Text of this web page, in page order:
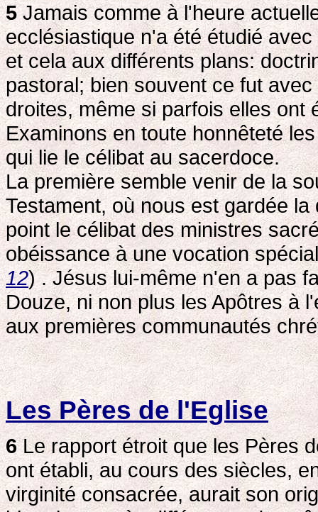
5Jamais comme à l'heure
ecclésiastique n'a été étudié
et cela aux différents plans:
pastoral; bien souvent ce fut
droites, même si parfois elles ont
Examinons en toute honnêteté
qui lie le célibat au sacerdoce.
La première semble venir de la
Testament, où nous est gardée
point le célibat des ministres
obéissance à une vocation
12) . Jésus lui-même n'en a pas
Douze, ni non plus les Apôtres à
aux premières communautés
Les Pères de l'Eglise
6Le rapport étroit que les Pères
ont établi, au cours des siècles,
virginité consacrée, aurait son